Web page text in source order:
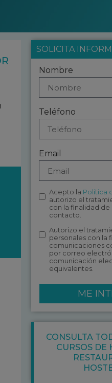
SOLICITA
Nombre
Teléfono
Email
Acepto la Política
autorizo el
con la finalidad
contacto.
Autorizo el
personales con la
comunicaciones
por correo
comunicación
equivalentes.
ME
CONSULTA
CURSOS DE